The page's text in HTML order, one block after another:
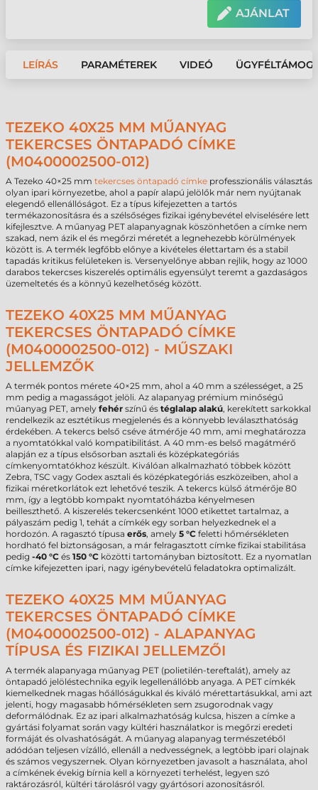
AJÁNLAT
LEÍRÁS PARAMÉTEREK VIDEÓ
TEZEKO 40X25 MM MŰANYAG
TEKERCSES ÖNTAPADÓ CÍMKE
(M0400002500-012)
A Tezeko 40×25 mm tekercses öntapadó címke professzionális választás
olyan ipari környezetbe, ahol a papír alapú jelölők már nem nyújtanak
elegendő ellenállóságot. Ez a típus kifejezetten a tartós
termékazonosításra és a szélsőséges fizikai igénybevétel elviselésére lett
kifejlesztve. A műanyag PET alapanyagnak köszönhetően a címke nem
szakad, nem ázik el és megőrzi méretét a legnehezebb körülmények
között is. A termék legfőbb előnye a kivételes élettartam és a stabil
tapadás kritikus felületeken is. Versenyelőnye abban rejlik, hogy az 1000
darabos tekercses kiszerelés optimális egyensúlyt teremt a gazdaságos
üzemeltetés és a könnyű kezelhetőség között.
TEZEKO 40X25 MM MŰANYAG
TEKERCSES ÖNTAPADÓ CÍMKE
(M0400002500-012) - MŰSZAKI
JELLEMZŐK
A termék pontos mérete 40×25 mm, ahol a 40 mm a szélességet, a 25
mm pedig a magasságot jelöli. Az alapanyag prémium minőségű
műanyag PET, amely fehér színű és téglalap alakú, kerekített sarkokkal
rendelkezik az esztétikus megjelenés és a könnyebb leválaszthatóság
érdekében. A tekercs belső cséve átmérője 40 mm, ami meghatározza
a nyomtatókkal való kompatibilitást. A 40 mm-es belső magátmérő
alapján ez a típus elsősorban asztali és középkategóriás
címkenyomtatókhoz készült. Kiválóan alkalmazható többek között
Zebra, TSC vagy Godex asztali és középkategóriás eszközeiben, ahol a
fizikai méretkorlátok ezt lehetővé teszik. A tekercs külső átmérője 80
mm, így a legtöbb kompakt nyomtatóházba kényelmesen
beilleszthető. A kiszerelés tekercsenként 1000 etikettet tartalmaz, a
pályaszám pedig 1, tehát a címkék egy sorban helyezkednek el a
hordozón. A ragasztó típusa erős, amely 5 °C feletti hőmérsékleten
hordható fel biztonságosan, a már felragasztott címke fizikai stabilitása
pedig -40 °C és 150 °C közötti tartományban biztosított. Ez a nyomatlan
címke kifejezetten ipari, nagy igénybevételű feladatokra optimalizált.
TEZEKO 40X25 MM MŰANYAG
TEKERCSES ÖNTAPADÓ CÍMKE
(M0400002500-012) - ALAPANYAG
TÍPUSA ÉS FIZIKAI JELLEMZŐI
A termék alapanyaga műanyag PET (polietilén-tereftalát), amely az
öntapadó jelöléstechnika egyik legellenállóbb anyaga. A PET címkék
kiemelkednek magas hőállóságukkal és kiváló mérettartásukkal, ami azt
jelenti, hogy magasabb hőmérsékleten sem zsugorodnak vagy
deformálódnak. Ez az ipari alkalmazhatóság kulcsa, hiszen a címke a
gyártási folyamat során vagy kültéri használatkor is megőrzi eredeti
formáját és olvashatóságát. A műanyag alapanyag természetéből
adódóan teljesen vízálló, ellenáll a nedvességnek, a legtöbb ipari olajnak
és számos vegyszernek. Olyan környezetben javasolt a használata, ahol
a címkének évekig bírnia kell a környezeti terhelést, legyen szó
raktározásról, kültéri tárolásról vagy gyártósori azonosításról.